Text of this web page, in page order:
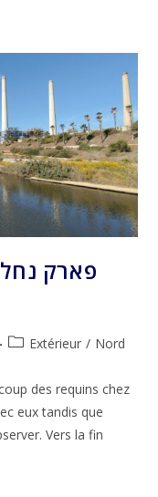
PostExtérieur / Nord
des requins chez
eux tandis que
Vers la fin